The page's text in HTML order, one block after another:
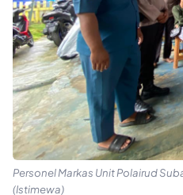
Personel Markas Unit Polairud
(Istimewa)